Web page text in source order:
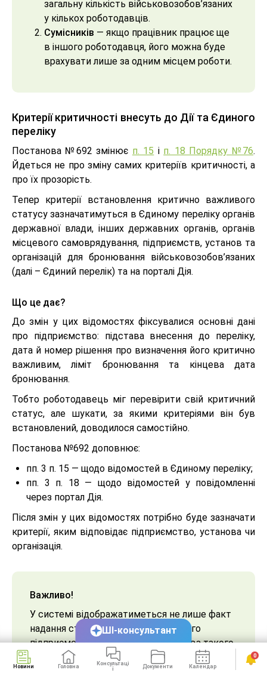
загальну кількість військовозобов’язаних
у кількох роботодавців.
Сумісників — якщо працівник працює ще
в іншого роботодавця, його можна буде
врахувати лише за одним місцем роботи.
Критерії критичності внесуть до Дії та Єдиного
переліку
Постанова №692 змінює п. 15 і п. 18 Порядку №76.
Йдеться не про зміну самих критеріїв критичності, а
про їх прозорість.
Тепер критерії встановлення критично важливого
статусу зазначатимуться в Єдиному переліку органів
державної влади, інших державних органів, органів
місцевого самоврядування, підприємств, установ та
організацій для бронювання військовозобов’язаних
(далі – Єдиний перелік) та на порталі Дія.
Що це дає?
До змін у цих відомостях фіксувалися основні дані
про підприємство: підстава внесення до переліку,
дата й номер рішення про визначення його критично
важливим, ліміт бронювання та кінцева дата
бронювання.
Тобто роботодавець міг перевірити свій критичний
статус, але шукати, за якими критеріями він був
встановлений, доводилося самостійно.
Постанова №692 доповнює:
пп. 3 п. 15 — щодо відомостей в Єдиному переліку;
пп. 3 п. 18 — щодо відомостей у повідомленні
через портал Дія.
Після змін у цих відомостях потрібно буде зазначати
критерії, яким відповідає підприємство, установа чи
організація.
Важливо!
У системі відображатиметься не лише факт
надання статусу критично важливого
підприємства, а й конкретна підстава такого
статусу.
Новини Головна
Консультаці
ї
Документи Календар Сервіси
0
ШІ-консультант